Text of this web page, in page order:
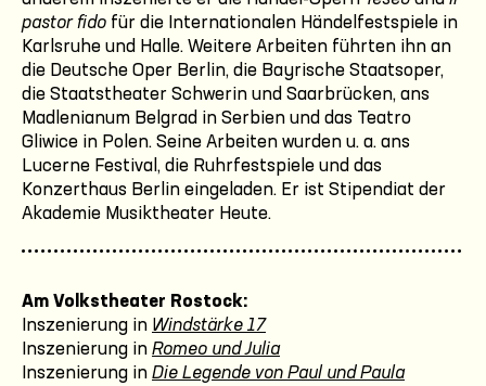
pastor fido für die Internationalen Händelfestspiele in
Karlsruhe und Halle. Weitere Arbeiten führten ihn an
die Deutsche Oper Berlin, die Bayrische Staatsoper,
die Staatstheater Schwerin und Saarbrücken, ans
Madlenianum Belgrad in Serbien und das Teatro
Gliwice in Polen. Seine Arbeiten wurden u. a. ans
Lucerne Festival, die Ruhrfestspiele und das
Konzerthaus Berlin eingeladen. Er ist Stipendiat der
Akademie Musiktheater Heute.
Am Volkstheater Rostock:
Inszenierung in Windstärke 17
Inszenierung in Romeo und Julia
Inszenierung in Die Legende von Paul und Paula